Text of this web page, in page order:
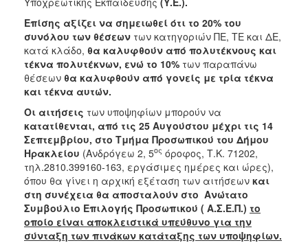
ΕΠΙΣΚΕΠΤΗΣ
ΗΡΑΚΛΕΙΟ
Επίσης αξίζει να σημειωθεί ότι το 20% του
συνόλου των θέσεων των κατηγοριών ΠΕ, ΤΕ και ΔΕ,
κατά κλάδο, θα καλυφθούν από πολυτέκνους και
τέκνα πολυτέκνων, ενώ το 10% των παραπάνω
θέσεων θα καλυφθούν από γονείς με τρία τέκνα
και τέκνα αυτών.
Οι αιτήσεις των υποψηφίων μπορούν να
κατατίθενται, από τις 25 Αυγούστου μέχρι τις 14
Σεπτεμβρίου, στο Τμήμα Προσωπικού του Δήμου
Ηρακλείου (Ανδρόγεω 2, 5ος όροφος, Τ.Κ. 71202,
τηλ.2810.399160-163, εργάσιμες ημέρες και ώρες),
όπου θα γίνει η αρχική εξέταση των αιτήσεων και
στη συνέχεια θα αποσταλούν στο Ανώτατο
Συμβούλιο Επιλογής Προσωπικού ( Α.Σ.Ε.Π.) το
οποίο είναι αποκλειστικά υπεύθυνο για την
σύνταξη των πινάκων κατάταξης των υποψηφίων.